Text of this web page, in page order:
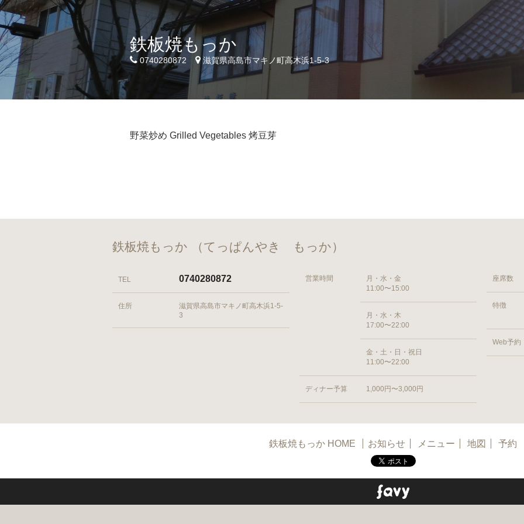
鉄板焼もっか
0740280872 滋賀県高島市マキノ町高木浜1-5-3
野菜炒め Grilled Vegetables 烤豆芽
鉄板焼もっか （てっぱんやき もっか）
TEL 0740280872
住所
滋賀県高島市マキノ町高木浜1-5-
3
営業時間
月・水・金
11:00〜15:00
月・水・木
17:00〜22:00
金・土・日・祝日
11:00〜22:00
ディナー予算 1,000円〜3,000円
座席数
特徴
Web予約
鉄板焼もっか HOME お知らせ メニュー 地図 予約